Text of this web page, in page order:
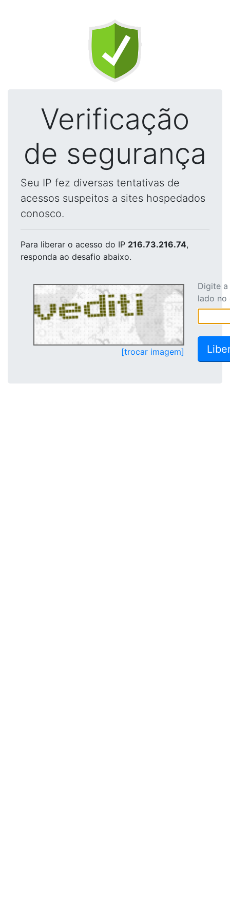
Verificação
de segurança
Seu IP fez diversas tentativas de
acessos suspeitos a sites hospedados
conosco.
Para liberar o acesso do IP 216.73.216.74,
responda ao desafio abaixo.
[trocar imagem]
Digite
lado no